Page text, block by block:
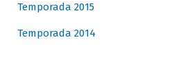
Temporada 2015
Temporada 2014